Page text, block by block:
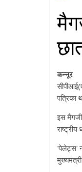
कन्नूर
पत्रिका
इस
'पेलेट्स'